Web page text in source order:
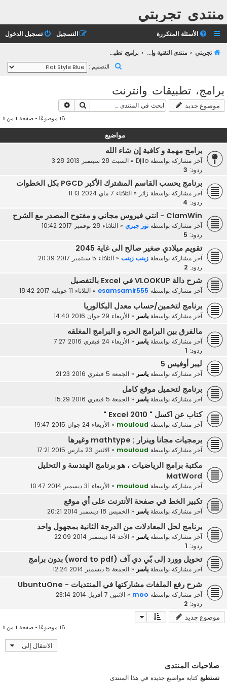
منتدى تجربتي
الأسئلة المتكررة تسجيل الدخول التسجيل
تجربتي منتدى التقنية والانترنت برامج، تطبيقات وانترنت
التصميم :
ثبرامج، تطبيقات وانترنت
موضوع جديد بحث
16 موضوعًا • صفحة 1 من 1
مواضيع
برامج مهمة و كافية إن شاء الله
آخر مشاركة بواسطة Djilo
« السبت 28 سبتمبر 2013 3:28
ردود: 3
برنامج يحسب القاسم المشترك الأكبر PGCD بكل الخطوات
آخر مشاركة بواسطة زائر « الثلاثاء 7 ماي 2024 11:13
ردود: 4
ClamWin - انتي فيروس مجاني و مفتوح المصدر مع الشرح
آخر مشاركة بواسطة نور جبري « الثلاثاء 28 نوفمبر 2017 10:42
ردود: 5
تقويم ميلادي صغير صالح الى غاية 2045
آخر مشاركة بواسطة زينب زينب « الثلاثاء 5 سبتمبر 2017 20:39
ردود: 2
شرح دالة VLOOKUP في Excel بالتفصيل
آخر مشاركة بواسطة esamsamir555
« الثلاثاء 11 جويلية 2017 18:42
برنامج لتخمين/حساب معدل البكالوريا
آخر مشاركة بواسطة ياسر « الأربعاء 29 جوان 2016 14:40
مالفرق بين البرامج الحره و البرامج المغلقه
آخر مشاركة بواسطة ياسر « الأربعاء 24 فيفري 2016 7:27
ردود: 1
ليبر أوفيس 5
آخر مشاركة بواسطة ياسر « الجمعة 5 فيفري 2016 21:23
برنامج لتحميل موقع كامل
آخر مشاركة بواسطة ياسر « الجمعة 5 فيفري 2016 15:29
كتاب عن اكسل " Excel 2010 "
آخر مشاركة بواسطة mouloud
« الأربعاء 24 جوان 2015 19:47
برمجيات مجانا وينرار ; mathtype وغيرها
آخر مشاركة بواسطة mouloud
« الاثنين 23 مارس 2015 17:21
مكتبة برامج الرياضيات ، هو برنامج الهندسة و التحليل
MatWord
آخر مشاركة بواسطة mouloud
« الأربعاء 31 ديسمبر 2014 10:47
تكبير الخط في صفحة الأنترنت على أي موقع
آخر مشاركة بواسطة ياسر « الخميس 18 ديسمبر 2014 20:21
برنامج لحل المعادلات من الدرجة الثانية بمجهول واحد
آخر مشاركة بواسطة ياسر « الأحد 14 ديسمبر 2014 22:09
ردود: 1
تحويل وورد إلى بّي دي آف (word to pdf) بدون برامج
آخر مشاركة بواسطة ياسر « الجمعة 5 ديسمبر 2014 12:24
شرح رفع الملفات مشاركتها في المنتديات - UbuntuOne
آخر مشاركة بواسطة moo
« الاثنين 7 أفريل 2014 23:14
ردود: 2
موضوع جديد
16 موضوعًا • صفحة 1 من 1
الانتقال إلى
صلاحيات المنتدى
تستطيع كتابة مواضيع جديدة في هذا المنتدى